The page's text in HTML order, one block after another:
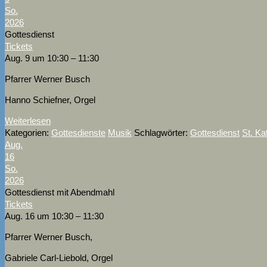
So.
2026
Gottesdienst
Tickets
Aug. 9 um 10:30 – 11:30
Pfarrer Werner Busch
Hanno Schiefner, Orgel
Weiterlesen
Kategorien: Gottesdienste Musik Schlagwörter: Gottesdienst St.
Aug.
16
So.
2026
Gottesdienst mit Abendmahl
Tickets
Aug. 16 um 10:30 – 11:30
Pfarrer Werner Busch,
Gabriele Carl-Liebold, Orgel